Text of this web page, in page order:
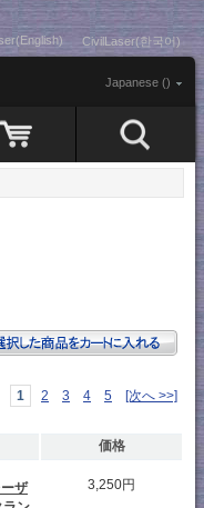
CivilLaser(한국어)
Japanese ()
1 2 3 4 5 [次へ >>]
価格
ザ
3,250円